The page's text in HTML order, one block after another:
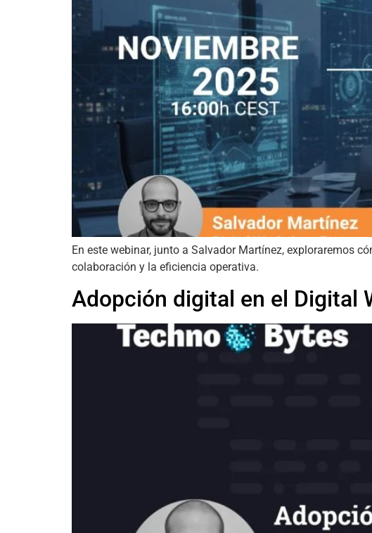
En este webinar, junto a Salvador Martínez, exploraremos
colaboración y la eficiencia operativa.
Adopción digital en el Digital